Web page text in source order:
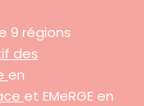
9 régions
des
en
et EMeRGE en